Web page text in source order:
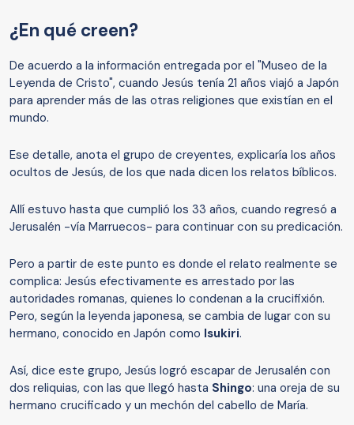
¿En qué creen?
De acuerdo a la información entregada por el "Museo de la
Leyenda de Cristo", cuando Jesús tenía 21 años viajó a Japón
para aprender más de las otras religiones que existían en el
mundo.
Ese detalle, anota el grupo de creyentes, explicaría los años
ocultos de Jesús, de los que nada dicen los relatos bíblicos.
Allí estuvo hasta que cumplió los 33 años, cuando regresó a
Jerusalén -vía Marruecos- para continuar con su predicación.
Pero a partir de este punto es donde el relato realmente se
complica: Jesús efectivamente es arrestado por las
autoridades romanas, quienes lo condenan a la crucifixión.
Pero, según la leyenda japonesa, se cambia de lugar con su
hermano, conocido en Japón como Isukiri.
Así, dice este grupo, Jesús logró escapar de Jerusalén con
dos reliquias, con las que llegó hasta Shingo: una oreja de su
hermano crucificado y un mechón del cabello de María.